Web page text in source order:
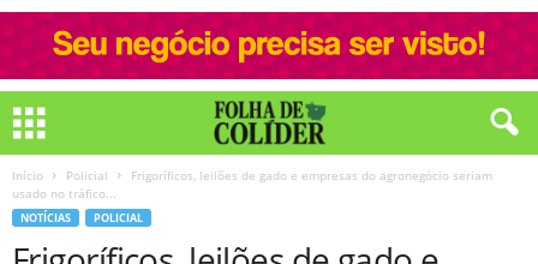
Início Policial
Frigoríficos, leilões de gado e empresas do agronegócio seriam
usado no tráfico...
NOTÍCIAS POLICIAL